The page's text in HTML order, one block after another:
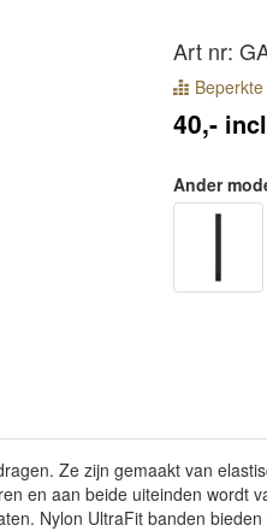
Art nr:
40,-
Ander
Ze zijn gemaakt van
en aan beide uiteinden wordt
Nylon UltraFit banden